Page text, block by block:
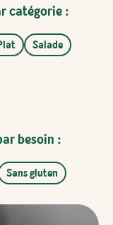
catégorie :
Salade
besoin :
Sans gluten